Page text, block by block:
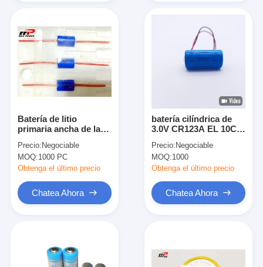
Productos
Batería de litio
primaria ancha de la
contador del agua de
los teoreros ER14250
1200mAh Li SOCI2
Precio: Negociable
MOQ:1000 PC
Obtenga el último precio
Chatea Ahora
batería cilíndrica de
3.0V CR123A EL 10CM
Precio: Negociable
MOQ:1000
Obtenga el último precio
Chatea Ahora